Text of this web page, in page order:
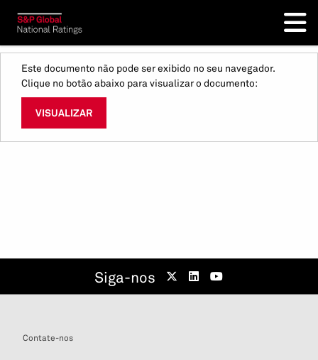
Este documento não pode ser exibido no seu navegador.
Clique no botão abaixo para visualizar o documento:
VISUALIZAR
Siga-nos
Contate-nos